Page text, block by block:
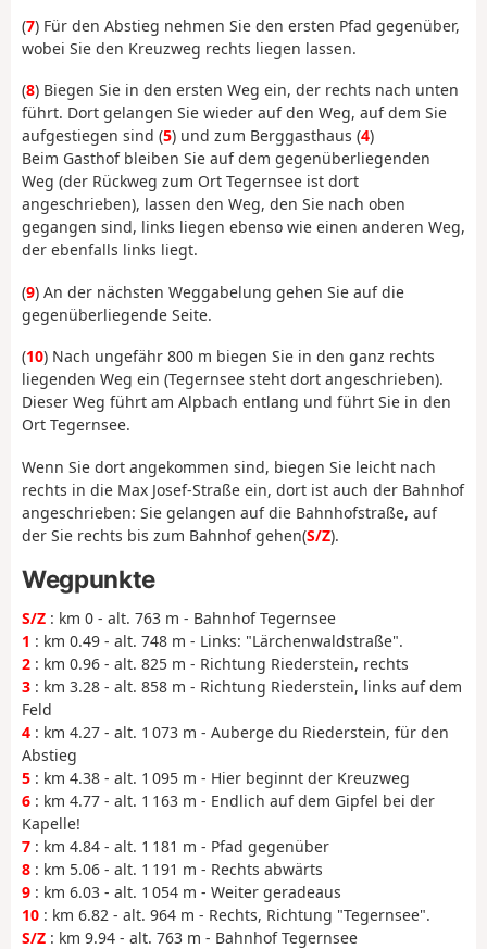
(7) Für den Abstieg nehmen Sie den ersten Pfad gegenüber,
wobei Sie den Kreuzweg rechts liegen lassen.
(8) Biegen Sie in den ersten Weg ein, der rechts nach unten
führt. Dort gelangen Sie wieder auf den Weg, auf dem Sie
aufgestiegen sind (5) und zum Berggasthaus (4)
Beim Gasthof bleiben Sie auf dem gegenüberliegenden
Weg (der Rückweg zum Ort Tegernsee ist dort
angeschrieben), lassen den Weg, den Sie nach oben
gegangen sind, links liegen ebenso wie einen anderen Weg,
der ebenfalls links liegt.
(9) An der nächsten Weggabelung gehen Sie auf die
gegenüberliegende Seite.
(10) Nach ungefähr 800 m biegen Sie in den ganz rechts
liegenden Weg ein (Tegernsee steht dort angeschrieben).
Dieser Weg führt am Alpbach entlang und führt Sie in den
Ort Tegernsee.
Wenn Sie dort angekommen sind, biegen Sie leicht nach
rechts in die Max Josef-Straße ein, dort ist auch der Bahnhof
angeschrieben: Sie gelangen auf die Bahnhofstraße, auf
der Sie rechts bis zum Bahnhof gehen(S/Z).
Wegpunkte
S/Z : km 0 - alt. 763 m - Bahnhof Tegernsee
1 : km 0.49 - alt. 748 m - Links: "Lärchenwaldstraße".
2 : km 0.96 - alt. 825 m - Richtung Riederstein, rechts
3 : km 3.28 - alt. 858 m - Richtung Riederstein, links auf dem
Feld
4 : km 4.27 - alt. 1 073 m - Auberge du Riederstein, für den
Abstieg
5 : km 4.38 - alt. 1 095 m - Hier beginnt der Kreuzweg
6 : km 4.77 - alt. 1 163 m - Endlich auf dem Gipfel bei der
Kapelle!
7 : km 4.84 - alt. 1 181 m - Pfad gegenüber
8 : km 5.06 - alt. 1 191 m - Rechts abwärts
9 : km 6.03 - alt. 1 054 m - Weiter geradeaus
10 : km 6.82 - alt. 964 m - Rechts, Richtung "Tegernsee".
S/Z : km 9.94 - alt. 763 m - Bahnhof Tegernsee